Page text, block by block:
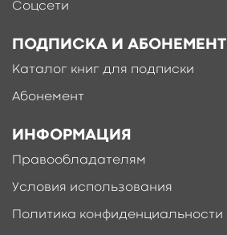
Соцсети
ПОДПИСКА И АБОНЕМЕНТ
Каталог книг для подписки
Абонемент
ИНФОРМАЦИЯ
Правообладателям
Условия использования
Политика конфиденциальности